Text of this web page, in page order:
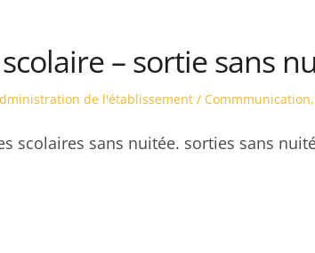
– sortie sans
de l'établissement / Commmunication,
scolaires sans nuitée. sorties sans